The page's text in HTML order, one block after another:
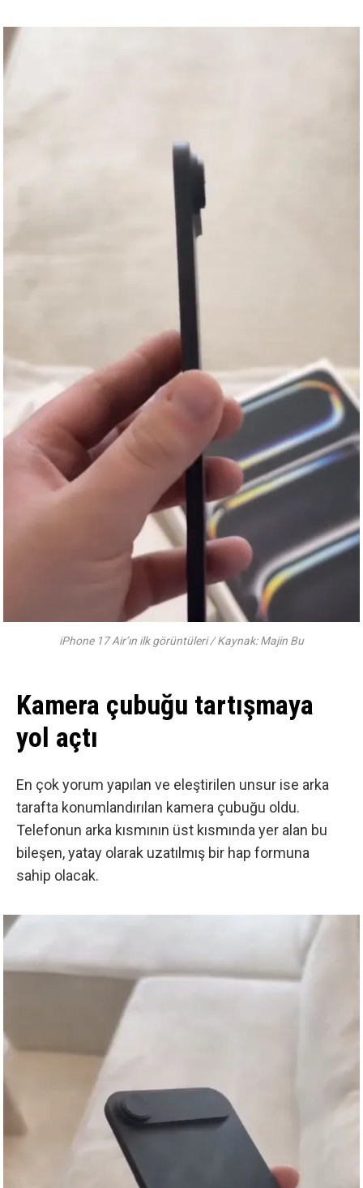
iPhone 17 Air’ın ilk görüntüleri / Kaynak: Majin Bu
Kamera çubuğu tartışmaya
yol açtı
En çok yorum yapılan ve eleştirilen unsur ise arka
tarafta konumlandırılan kamera çubuğu oldu.
Telefonun arka kısmının üst kısmında yer alan bu
bileşen, yatay olarak uzatılmış bir hap formuna
sahip olacak.